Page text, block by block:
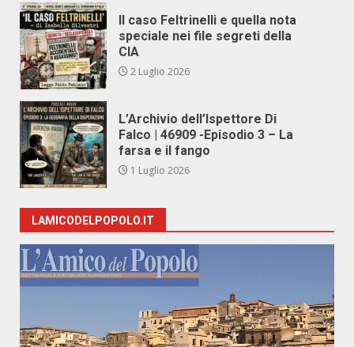
Il caso Feltrinelli e quella nota
speciale nei file segreti della
CIA
2 Luglio 2026
L’Archivio dell’Ispettore Di
Falco | 46909 -Episodio 3 – La
farsa e il fango
1 Luglio 2026
LAMICODELPOPOLO.IT